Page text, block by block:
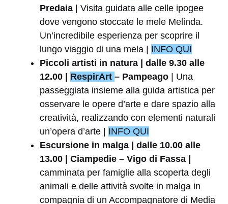
Predaia | Visita guidata alle celle ipogee
dove vengono stoccate le mele Melinda.
Un’incredibile esperienza per scoprire il
lungo viaggio di una mela | INFO QUI
Piccoli artisti in natura | dalle 9.30 alle
12.00 | RespirArt – Pampeago | Una
passeggiata insieme alla guida artistica per
osservare le opere d’arte e dare spazio alla
creatività, realizzando con elementi naturali
un’opera d’arte | INFO QUI
Escursione in malga | dalle 10.00 alle
13.00 | Ciampedie – Vigo di Fassa |
camminata per famiglie alla scoperta degli
animali e delle attività svolte in malga in
compagnia di un Accompagnatore di Media